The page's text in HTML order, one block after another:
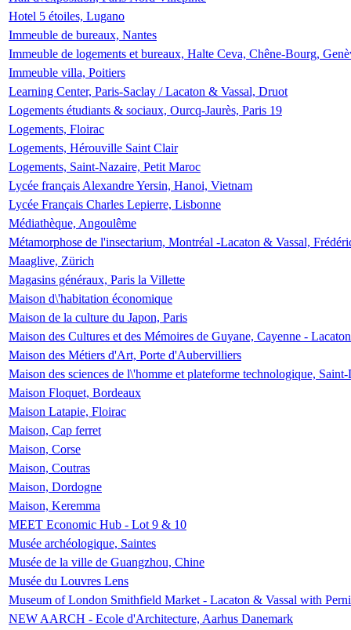
Hotel 5 étoiles, Lugano
Immeuble de bureaux, Nantes
Immeuble de logements et bureaux, Halte Ceva, Chêne-Bourg,
Immeuble villa, Poitiers
Learning Center, Paris-Saclay / Lacaton & Vassal, Druot
Logements étudiants & sociaux, Ourcq-Jaurès, Paris 19
Logements, Floirac
Logements, Hérouville Saint Clair
Logements, Saint-Nazaire, Petit Maroc
Lycée français Alexandre Yersin, Hanoi, Vietnam
Lycée Français Charles Lepierre, Lisbonne
Médiathèque, Angoulême
Métamorphose de l'insectarium, Montréal -Lacaton & Vassal,
Maaglive, Zürich
Magasins généraux, Paris la Villette
Maison d\'habitation économique
Maison de la culture du Japon, Paris
Maison des Cultures et des Mémoires de Guyane, Cayenne -
Maison des Métiers d'Art, Porte d'Aubervilliers
Maison des sciences de l\'homme et plateforme technologique,
Maison Floquet, Bordeaux
Maison Latapie, Floirac
Maison, Cap ferret
Maison, Corse
Maison, Coutras
Maison, Dordogne
Maison, Keremma
MEET Economic Hub - Lot 9 & 10
Musée archéologique, Saintes
Musée de la ville de Guangzhou, Chine
Musée du Louvres Lens
Museum of London Smithfield Market - Lacaton & Vassal with
NEW AARCH - Ecole d'Architecture, Aarhus Danemark